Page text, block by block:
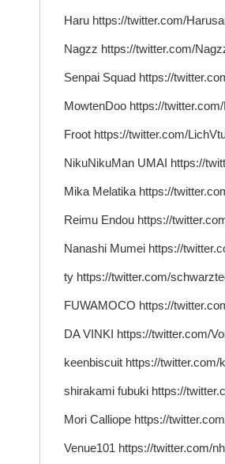
Haru https://twitter.com/
Nagzz https://twitter.com/
Senpai Squad https://
MowtenDoo https://
Froot https://twitter.com/
NikuNikuMan UMAI https://
Mika Melatika https://
Reimu Endou https://
Nanashi Mumei https://
ty https://twitter.com/
FUWAMOCO https://
DA VINKI https://twitter.com/
keenbiscuit https://twitter.com/
shirakami fubuki https://
Mori Calliope https://
Venue101 https://twitter.com/